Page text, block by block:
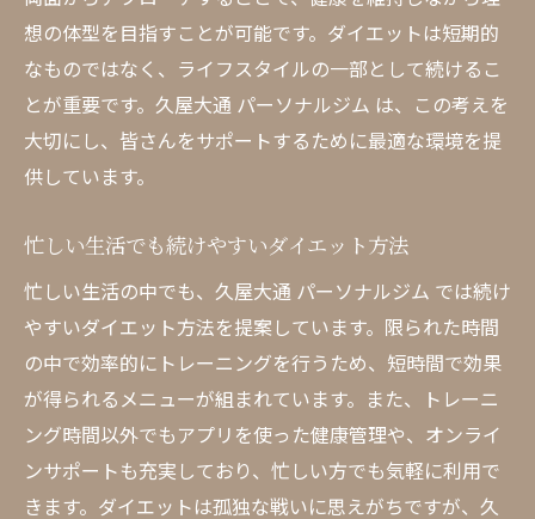
トレーニングと食事のバランスを取る方法
パーソナルジムが提案する継続可能な食事
と運動
ダイエットを成功させるための一貫したア
プローチ
効果的なトレーニングプランと食事計画の
トレーニング後に最適な食事でリカバリー
を促進
トレーニングと食事の相乗効果を活用
久屋大通 パーソナルジム でストレスフリーなダ
イエット
心と体の健康を重視したダイエットアプロ
想の体型を目指すことが可能です。ダイエットは短期的
なものではなく、ライフスタイルの一部として続けるこ
とが重要です。久屋大通 パーソナルジム は、この考えを
大切にし、皆さんをサポートするために最適な環境を提
供しています。
忙しい生活でも続けやすいダイエット方法
忙しい生活の中でも、久屋大通 パーソナルジム では続け
やすいダイエット方法を提案しています。限られた時間
の中で効率的にトレーニングを行うため、短時間で効果
が得られるメニューが組まれています。また、トレーニ
ング時間以外でもアプリを使った健康管理や、オンライ
ンサポートも充実しており、忙しい方でも気軽に利用で
きます。ダイエットは孤独な戦いに思えがちですが、久